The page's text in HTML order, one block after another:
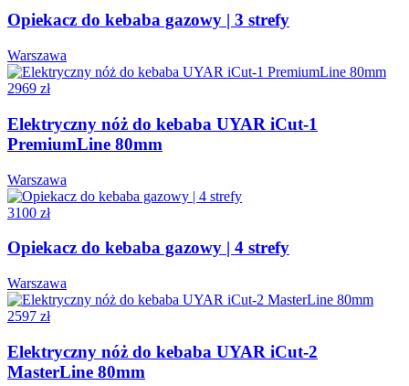
Opiekacz do kebaba gazowy | 3 strefy
Warszawa
2969 zł
Elektryczny nóż do kebaba UYAR iCut-1
PremiumLine 80mm
Warszawa
3100 zł
Opiekacz do kebaba gazowy | 4 strefy
Warszawa
2597 zł
Elektryczny nóż do kebaba UYAR iCut-2
MasterLine 80mm